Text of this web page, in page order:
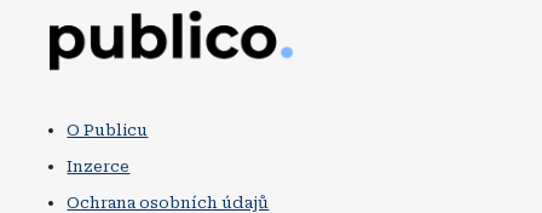
O Publicu
Inzerce
Ochrana osobních údajů